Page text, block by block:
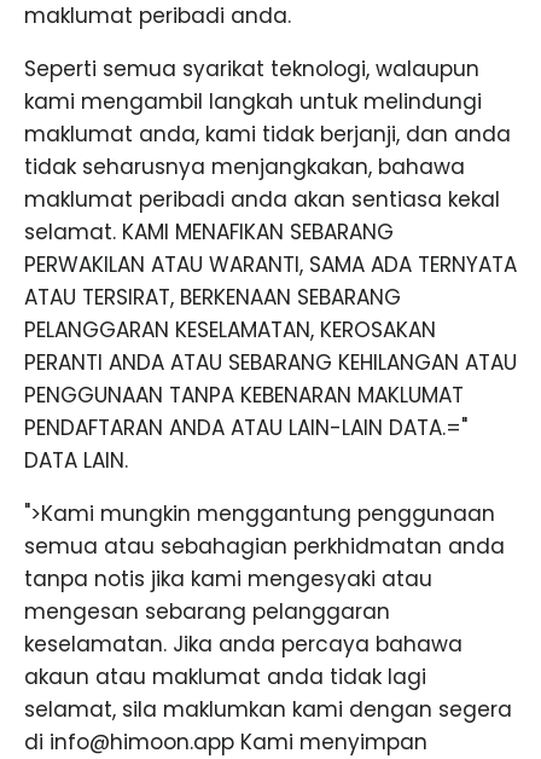
maklumat peribadi anda.
Seperti semua syarikat teknologi, walaupun
kami mengambil langkah untuk melindungi
maklumat anda, kami tidak berjanji, dan anda
tidak seharusnya menjangkakan, bahawa
maklumat peribadi anda akan sentiasa kekal
selamat. KAMI MENAFIKAN SEBARANG
PERWAKILAN ATAU WARANTI, SAMA ADA TERNYATA
ATAU TERSIRAT, BERKENAAN SEBARANG
PELANGGARAN KESELAMATAN, KEROSAKAN
PERANTI ANDA ATAU SEBARANG KEHILANGAN ATAU
PENGGUNAAN TANPA KEBENARAN MAKLUMAT
PENDAFTARAN ANDA ATAU LAIN-LAIN DATA.="
DATA LAIN.
">Kami mungkin menggantung penggunaan
semua atau sebahagian perkhidmatan anda
tanpa notis jika kami mengesyaki atau
mengesan sebarang pelanggaran
keselamatan. Jika anda percaya bahawa
akaun atau maklumat anda tidak lagi
selamat, sila maklumkan kami dengan segera
di info@himoon.app Kami menyimpan